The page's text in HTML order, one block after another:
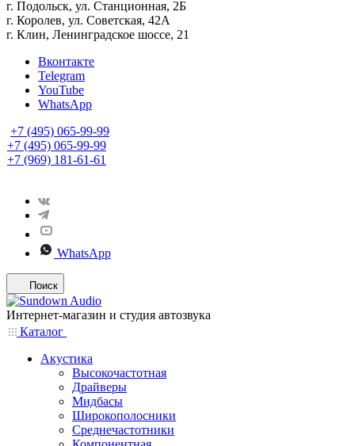
г. Подольск, ул. Станционная, 2Б
г. Королев, ул. Советская, 42А
г. Клин, Ленинградское шоссе, 21
Вконтакте
Telegram
YouTube
WhatsApp
+7 (495) 065-99-99
+7 (495) 065-99-99
+7 (969) 181-61-61
WhatsApp
Поиск
Интернет-магазин и студия автозвука
Каталог
Акустика
Высокочастотная
Драйверы
Мидбасы
Широкополосники
Среднечастотники